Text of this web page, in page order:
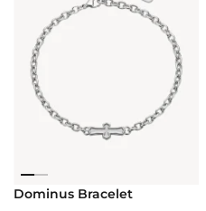
Dominus Bracelet